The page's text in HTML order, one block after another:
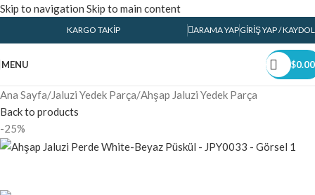
Skip to navigation Skip to main content
KARGO TAKIP ARAMA YAPGIRIŞ YAP / KAYDOL
MENU $0.00
Ana Sayfa/Jaluzi Yedek Parça/Ahşap Jaluzi Yedek Parça
Back to products
-25%